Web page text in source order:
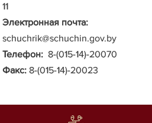
11
Электронная почта:
schuchrik@schuchin.gov.by
Телефон: 8-(015-14)-20070
Факс: 8-(015-14)-20023